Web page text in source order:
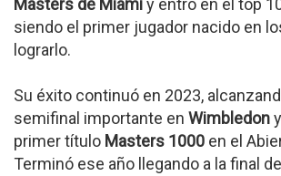
Masters de Miamiy entró en el top
siendo el primer jugador nacido en
lograrlo.
Su éxito continuó en 2023,
semifinal importante en Wimbledon
primer título Masters 1000 en el
Terminó ese año llegando a la final